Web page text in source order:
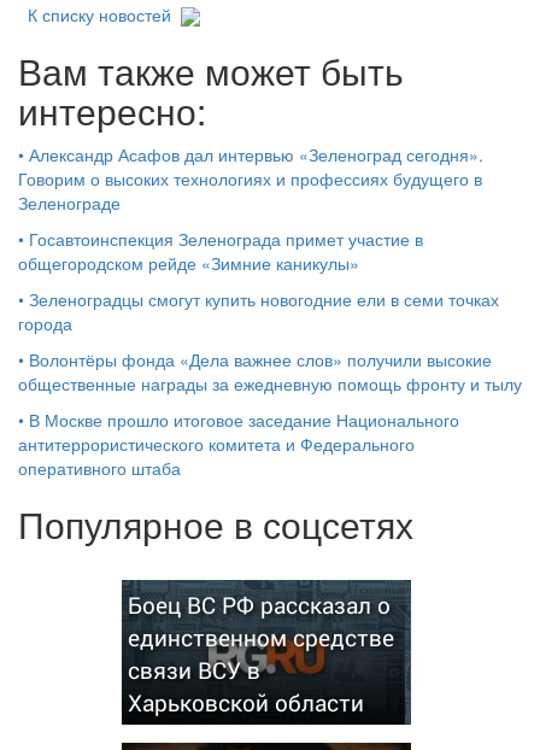
К списку новостей
Вам также может быть
интересно:
• Александр Асафов дал интервью «Зеленоград сегодня».
Говорим о высоких технологиях и профессиях будущего в
Зеленограде
• Госавтоинспекция Зеленограда примет участие в
общегородском рейде «Зимние каникулы»
• Зеленоградцы смогут купить новогодние ели в семи точках
города
• Волонтёры фонда «Дела важнее слов» получили высокие
общественные награды за ежедневную помощь фронту и тылу
• В Москве прошло итоговое заседание Национального
антитеррористического комитета и Федерального
оперативного штаба
Популярное в соцсетях
Боец ВС РФ рассказал о
единственном средстве
связи ВСУ в
Харьковской области